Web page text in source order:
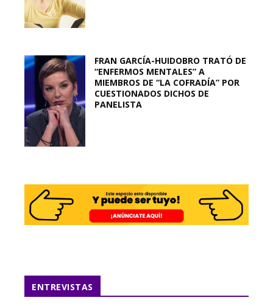
FRAN GARCÍA-HUIDOBRO TRATÓ DE
“ENFERMOS MENTALES” A
MIEMBROS DE “LA COFRADÍA” POR
CUESTIONADOS DICHOS DE
PANELISTA
ENTREVISTAS